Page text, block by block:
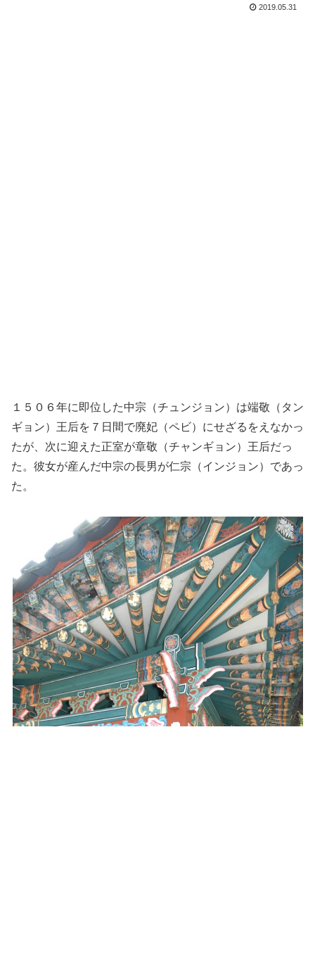
2019.05.31
１５０６年に即位した中宗（チュンジョン）は端敬（タン
ギョン）王后を７日間で廃妃（ペビ）にせざるをえなかっ
たが、次に迎えた正室が章敬（チャンギョン）王后だっ
た。彼女が産んだ中宗の長男が仁宗（インジョン）であっ
た。